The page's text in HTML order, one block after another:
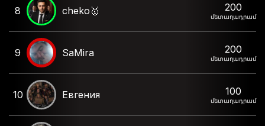
8 cheko🥇 200
մետաղադրամ
9 SaMira 200
մետաղադրամ
10 Евгения 100
մետաղադրամ